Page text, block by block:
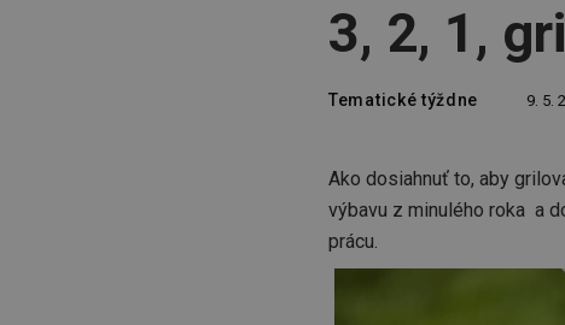
3, 2, 1,
Tematické týždne 9. 5.
Ako dosiahnuť to, aby
výbavu z minulého roka a
prácu.